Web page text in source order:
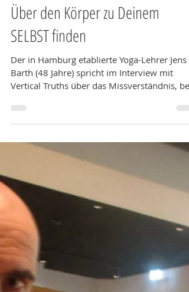
Jennifer Nausch
Über den Körper zu Deinem
SELBST finden
Der in Hamburg etablierte Yoga-Lehrer Jens
Yoga...